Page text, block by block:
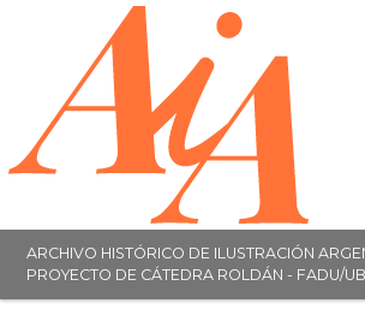
ARCHIVO HISTÓRICO DE ILUSTRACIÓN
PROYECTO DE CÁTEDRA ROLDÁN - FADU/